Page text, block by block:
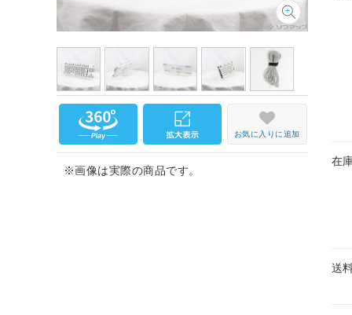
在
送
お気に入りに追加
※画像は実際の商品です。